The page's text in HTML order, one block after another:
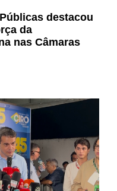
destacou
da
nas Câmaras